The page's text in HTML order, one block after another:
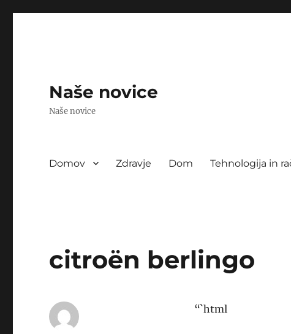
Naše novice
Naše novice
Domov Zdravje Dom Tehnologija in
citroën berlingo
“`html